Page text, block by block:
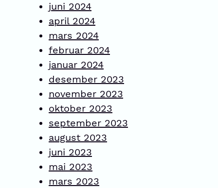
juni 2024
april 2024
mars 2024
februar 2024
januar 2024
desember 2023
november 2023
oktober 2023
september 2023
august 2023
juni 2023
mai 2023
mars 2023